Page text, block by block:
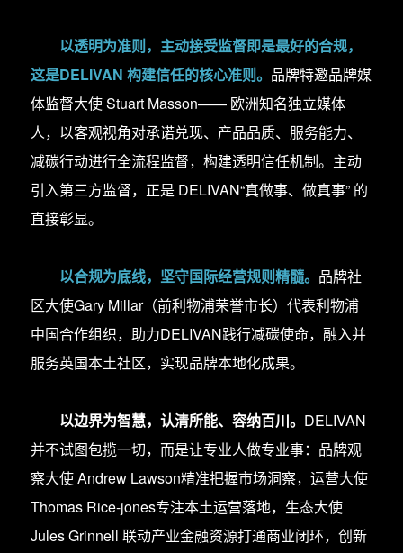
以透明为准则，主动接受监督即是最好的合规，
这是DELIVAN 构建信任的核心准则。 品牌特邀品牌媒
体监督大使 Stuart Masson—— 欧洲知名独立媒体
人，以客观视角对承诺兑现、产品品质、服务能力、
减碳行动进行全流程监督，构建透明信任机制。主动
引入第三方监督，正是 DELIVAN“真做事、做真事” 的
直接彰显。
以合规为底线，坚守国际经营规则精髓。 品牌社
区大使Gary Millar（前利物浦荣誉市长）代表利物浦
中国合作组织，助力DELIVAN践行减碳使命，融入并
服务英国本土社区，实现品牌本地化成果。
以边界为智慧，认清所能、容纳百川。 DELIVAN
并不试图包揽一切，而是让专业人做专业事：品牌观
察大使 Andrew Lawson精准把握市场洞察，运营大使
Thomas Rice-jones专注本土运营落地，生态大使
Jules Grinnell 联动产业金融资源打通商业闭环，创新